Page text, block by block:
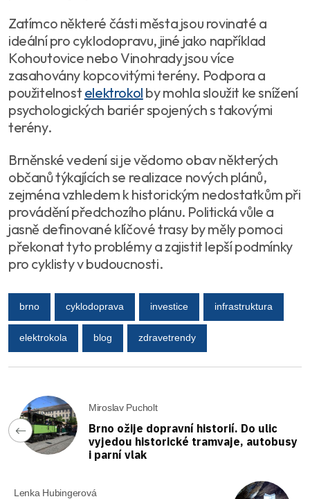
Zatímco některé části města jsou rovinaté a
ideální pro cyklodopravu, jiné jako například
Kohoutovice nebo Vinohrady jsou více
zasahovány kopcovitými terény. Podpora a
použitelnost elektrokol by mohla sloužit ke snížení
psychologických bariér spojených s takovými
terény.
Brněnské vedení si je vědomo obav některých
občanů týkajících se realizace nových plánů,
zejména vzhledem k historickým nedostatkům při
provádění předchozího plánu. Politická vůle a
jasně definované klíčové trasy by měly pomoci
překonat tyto problémy a zajistit lepší podmínky
pro cyklisty v budoucnosti.
brno cyklodoprava investice infrastruktura
elektrokola blog zdravetrendy
Miroslav Pucholt
Brno ožije dopravní historií. Do ulic
vyjedou historické tramvaje, autobusy
i parní vlak
Lenka Hubingerová